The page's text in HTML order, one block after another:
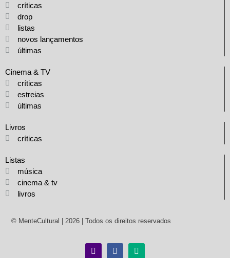
críticas
drop
listas
novos lançamentos
últimas
Cinema & TV
críticas
estreias
últimas
Livros
críticas
Listas
música
cinema & tv
livros
© MenteCultural | 2026 | Todos os direitos reservados